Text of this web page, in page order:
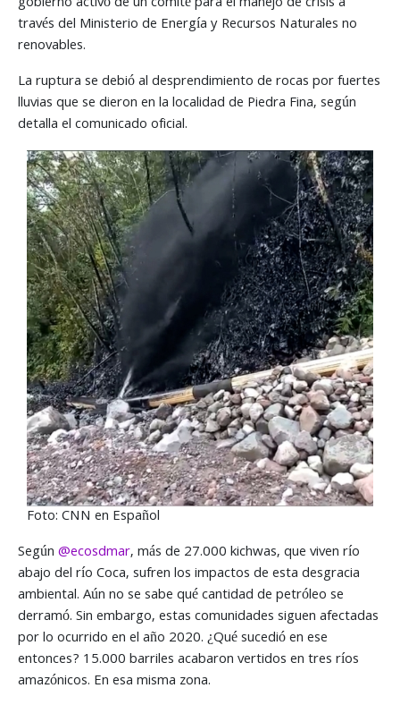
través del Ministerio de Energía y Recursos Naturales no
renovables.
La ruptura se debió al desprendimiento de rocas por fuertes
lluvias que se dieron en la localidad de Piedra Fina, según
detalla el comunicado oficial.
Foto: CNN en Español
Según@ecosdmar, más de 27.000 kichwas, que viven río
abajo del río Coca, sufren los impactos de esta desgracia
ambiental. Aún no se sabe qué cantidad de petróleo se
derramó. Sin embargo, estas comunidades siguen afectadas
por lo ocurrido en el año 2020. ¿Qué sucedió en ese
entonces? 15.000 barriles acabaron vertidos en tres ríos
amazónicos. En esa misma zona.